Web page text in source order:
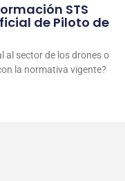
STS
de Piloto de
al sector de los drones o
la normativa vigente?